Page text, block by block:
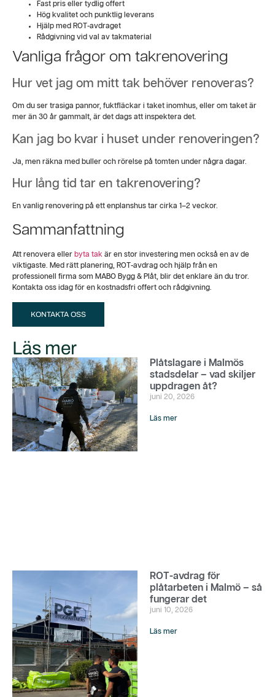
Läs mer
Plåtslagare i Malmös
stadsdelar – vad skiljer
uppdragen åt?
juni 20, 2026
Läs mer
ROT-avdrag för
plåtarbeten i Malmö – så
fungerar det
juni 10, 2026
Läs mer
Fast pris eller tydlig offert
Hög kvalitet och punktlig leverans
Hjälp med ROT-avdraget
Rådgivning vid val av takmaterial
Vanliga frågor om takrenovering
Hur vet jag om mitt tak behöver renoveras?
Om du ser trasiga pannor, fuktfläckar i taket inomhus, eller om taket är
mer än 30 år gammalt, är det dags att inspektera det.
Kan jag bo kvar i huset under renoveringen?
Ja, men räkna med buller och rörelse på tomten under några dagar.
Hur lång tid tar en takrenovering?
En vanlig renovering på ett enplanshus tar cirka 1–2 veckor.
Sammanfattning
Att renovera eller byta tak är en stor investering men också en av de
viktigaste. Med rätt planering, ROT-avdrag och hjälp från en
professionell firma som MABO Bygg & Plåt, blir det enklare än du tror.
Kontakta oss idag för en kostnadsfri offert och rådgivning.
KONTAKTA OSS